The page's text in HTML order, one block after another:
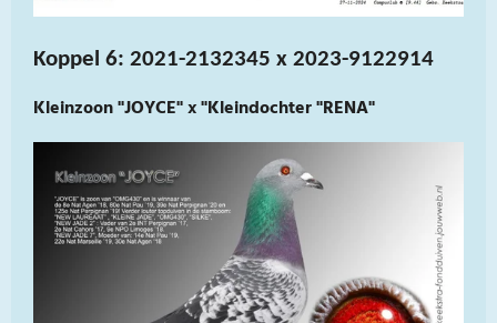
Koppel 6: 2021-2132345 x 2023-9122914
Kleinzoon "JOYCE" x "Kleindochter "RENA"